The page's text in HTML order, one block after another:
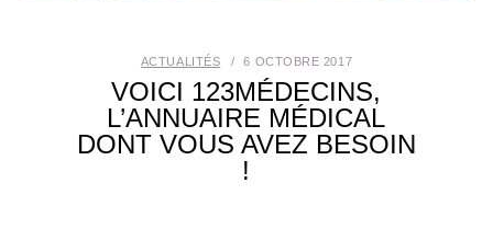
ACTUALITÉS 6 OCTOBRE 2017
VOICI 123MÉDECINS,
L’ANNUAIRE MÉDICAL
DONT VOUS AVEZ BESOIN
!